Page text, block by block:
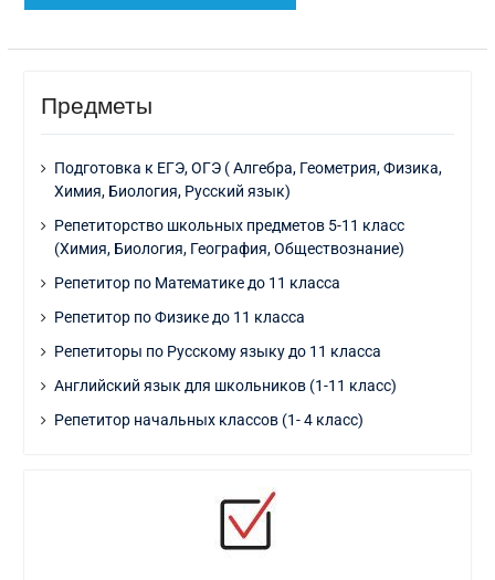
Предметы
Подготовка к ЕГЭ, ОГЭ ( Алгебра, Геометрия, Физика,
Химия, Биология, Русский язык)
Репетиторство школьных предметов 5-11 класс
(Химия, Биология, География, Обществознание)
Репетитор по Математике до 11 класса
Репетитор по Физике до 11 класса
Репетиторы по Русскому языку до 11 класса
Английский язык для школьников (1-11 класс)
Репетитор начальных классов (1- 4 класс)